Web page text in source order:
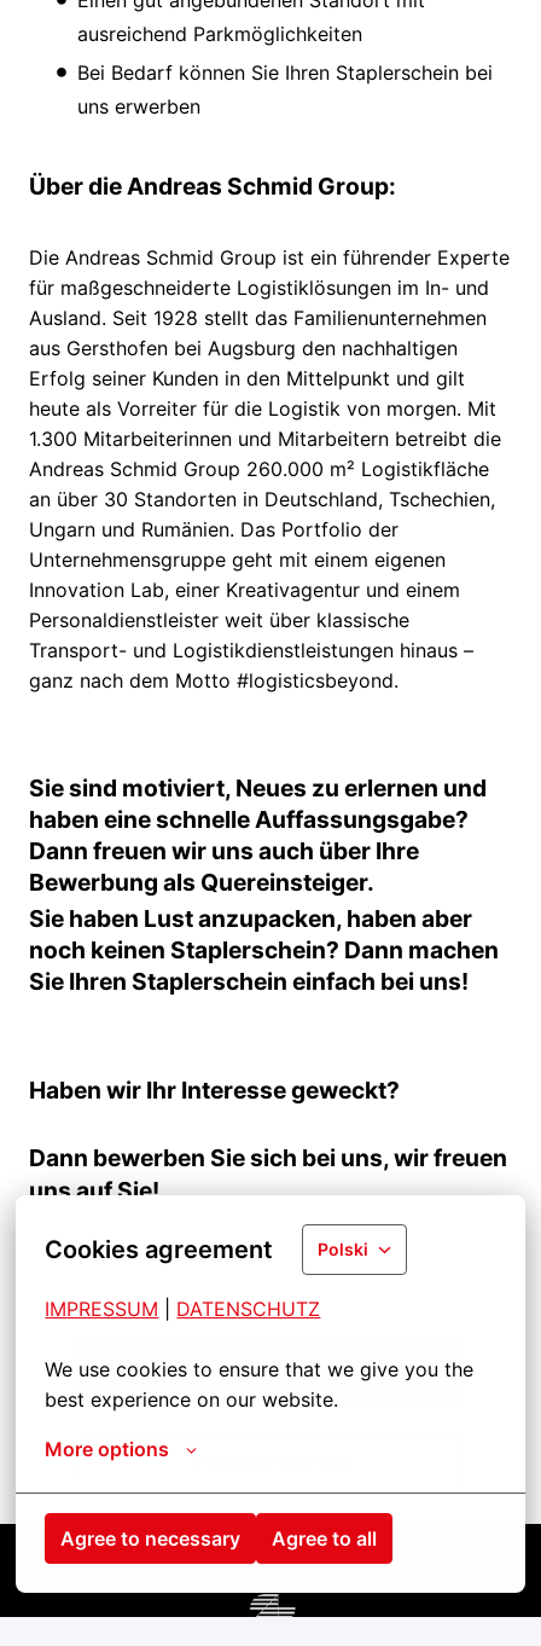
Cookies agreement Polski
IMPRESSUM DATENSCHUTZ
We use cookies to ensure that we give you the
best experience on our website.
More options
Agree to necessary Agree to all
ausreichend Parkmöglichkeiten
Bei Bedarf können Sie Ihren Staplerschein bei
uns erwerben
Über die Andreas Schmid Group:
Die Andreas Schmid Group ist ein führender Experte
für maßgeschneiderte Logistiklösungen im In- und
Ausland. Seit 1928 stellt das Familienunternehmen
aus Gersthofen bei Augsburg den nachhaltigen
Erfolg seiner Kunden in den Mittelpunkt und gilt
heute als Vorreiter für die Logistik von morgen. Mit
1.300 Mitarbeiterinnen und Mitarbeitern betreibt die
Andreas Schmid Group 260.000 m² Logistikfläche
an über 30 Standorten in Deutschland, Tschechien,
Ungarn und Rumänien. Das Portfolio der
Unternehmensgruppe geht mit einem eigenen
Innovation Lab, einer Kreativagentur und einem
Personaldienstleister weit über klassische
Transport- und Logistikdienstleistungen hinaus –
ganz nach dem Motto #logisticsbeyond.
Sie sind motiviert, Neues zu erlernen und
haben eine schnelle Auffassungsgabe?
Dann freuen wir uns auch über Ihre
Bewerbung als Quereinsteiger.
Sie haben Lust anzupacken, haben aber
noch keinen Staplerschein? Dann machen
Sie Ihren Staplerschein einfach bei uns!
Haben wir Ihr Interesse geweckt?
Dann bewerben Sie sich bei uns, wir freuen
uns auf Sie!
Aplikuj
Udostępnij pracę